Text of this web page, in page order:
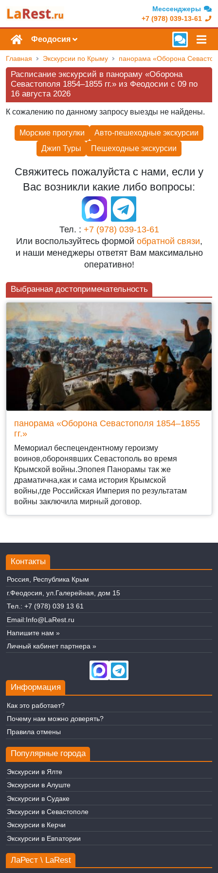
Мессенджеры
+7 (978) 039-13-61
Феодосия
Главная Экскурсии по Крыму панорама «Оборона
Расписание экскурсий в панораму «Оборона
Севастополя 1854–1855 гг.» из Феодосии c 09 по
16 августа 2026
К сожалению по данному запросу выезды не найдены.
Морские прогулки
Авто-пешеходные экскурсии
Джип Туры
Пешеходные экскурcии
Свяжитесь пожалуйста с нами, если у
Вас возникли какие либо вопросы:
Тел. : +7 (978) 039-13-61
Или воспользуйтесь формой обратной связи,
и наши менеджеры ответят Вам максимально
оперативно!
Выбранная достопримечательность
панорама «Оборона Севастополя 1854–1855
гг.»
Мемориал беспецендентному героизму
воинов,оборонявших Севастополь во время
Крымской войны.Эпопея Панорамы так же
драматична,как и сама история Крымской
войны,где Российская Империя по результатам
войны заключила мирный договор.
Контакты
Россия, Республика Крым
г.Феодосия, ул.Галерейная, дом 15
Тел.: +7 (978) 039 13 61
Email:Info@LaRest.ru
Напишите нам »
Личный кабинет партнера »
Информация
Как это работает?
Почему нам можно доверять?
Правила отмены
Популярные города
Экскурсии в Ялте
Экскурсии в Алуште
Экскурсии в Судаке
Экскурсии в Севастополе
Экскурсии в Керчи
Экскурсии в Евпатории
ЛаРест \ LaRest